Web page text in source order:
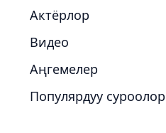
Актёрлор
Видео
Аңгемелер
Популярдуу суроолор